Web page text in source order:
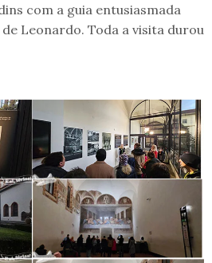
com a guia entusiasmada
Leonardo. Toda a visita durou